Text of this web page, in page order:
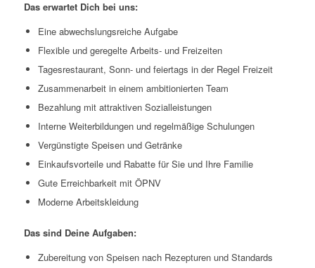
Das erwartet Dich bei uns:
Eine abwechslungsreiche Aufgabe
Flexible und geregelte Arbeits- und Freizeiten
Tagesrestaurant, Sonn- und feiertags in der Regel Freizeit
Zusammenarbeit in einem ambitionierten Team
Bezahlung mit attraktiven Sozialleistungen
Interne Weiterbildungen und regelmäßige Schulungen
Vergünstigte Speisen und Getränke
Einkaufsvorteile und Rabatte für Sie und Ihre Familie
Gute Erreichbarkeit mit ÖPNV
Moderne Arbeitskleidung
Das sind Deine Aufgaben:
Zubereitung von Speisen nach Rezepturen und Standards